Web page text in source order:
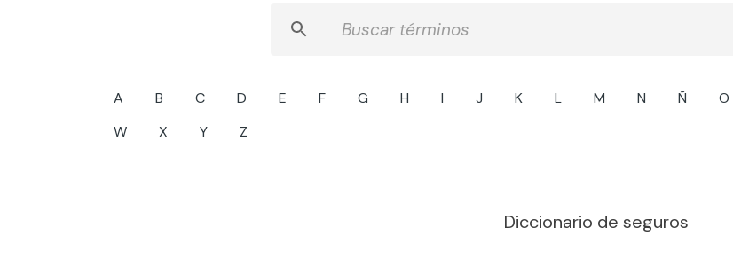
A B C D E F G H I J K L M N Ñ O
W
X Y Z
Diccionario de seguros